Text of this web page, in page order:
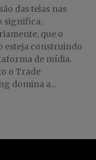
das telas nas
significa,
que o
esteja construindo
de mídia.
o Trade
domina a...